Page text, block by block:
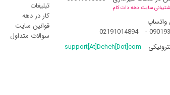
سایت دهه دات کام
واتساپ
-
02191014894
support[At]Deheh[Dot]com
تبلیغات
کار در دهه
قوانین سایت
سوالات متداول